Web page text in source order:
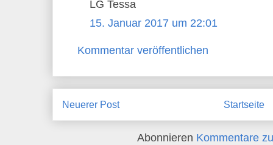
LG Tessa
15. Januar 2017 um 22:01
Kommentar veröffentlichen
Neuerer Post Startseite
Abonnieren Kommentare